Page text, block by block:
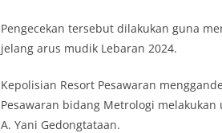
Pengecekan tersebut dilakukan guna
jelang arus mudik Lebaran 2024.
Kepolisian Resort Pesawaran
Pesawaran bidang Metrologi
A. Yani Gedongtataan.